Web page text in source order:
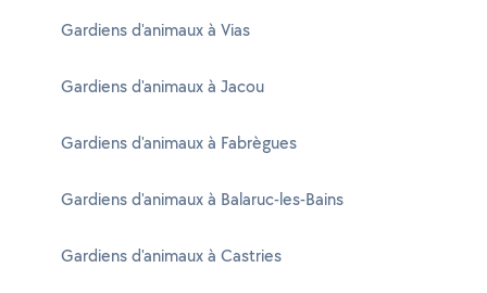
Gardiens d'animaux à Vias
Gardiens d'animaux à Jacou
Gardiens d'animaux à Fabrègues
Gardiens d'animaux à Balaruc-les-Bains
Gardiens d'animaux à Castries